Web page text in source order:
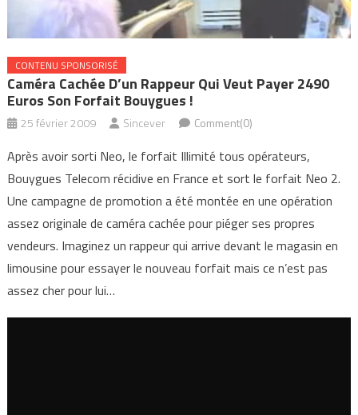
CONTENU SPONSORISÉ
Caméra Cachée D’un Rappeur Qui Veut Payer 2490
Euros Son Forfait Bouygues !
25 février 2009 Sincever Comment(0)
Après avoir sorti Neo, le forfait Illimité tous opérateurs,
Bouygues Telecom récidive en France et sort le forfait Neo 2.
Une campagne de promotion a été montée en une opération
assez originale de caméra cachée pour piéger ses propres
vendeurs. Imaginez un rappeur qui arrive devant le magasin en
limousine pour essayer le nouveau forfait mais ce n’est pas
assez cher pour lui…